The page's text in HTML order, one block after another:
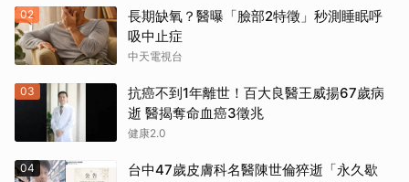
02
長期缺氧？醫曝「臉部2特徵」秒測睡眠呼
吸中止症
中天電視台
03
抗癌不到1年離世！百大良醫王威揚67歲病
逝 醫揭奪命血癌3徵兆
健康2.0
04
台中47歲皮膚科名醫陳世倫猝逝「永久歇